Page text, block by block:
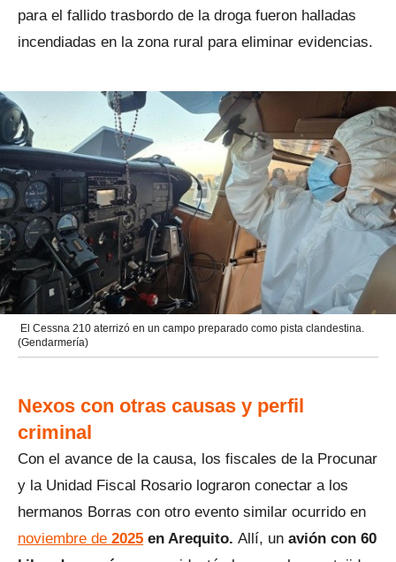
para el fallido trasbordo de la droga fueron halladas
incendiadas en la zona rural para eliminar evidencias.
El Cessna 210 aterrizó en un campo preparado como pista clandestina.
(Gendarmería)
Nexos con otras causas y perfil
criminal
Con el avance de la causa, los fiscales de la Procunar
y la Unidad Fiscal Rosario lograron conectar a los
hermanos Borras con otro evento similar ocurrido en
noviembre de 2025 en Arequito. Allí, un avión con 60